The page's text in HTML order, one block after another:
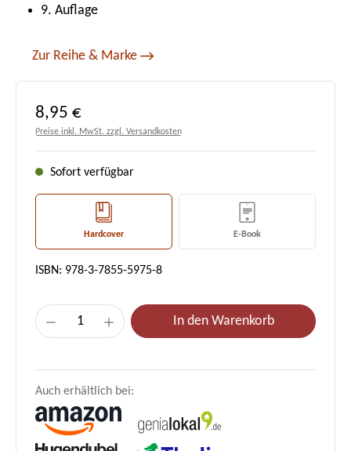
9. Auflage
Zur Reihe & Marke
Regulärer Preis:
8,95 €
Preise inkl. MwSt. zzgl. Versandkosten
Sofort verfügbar
Hardcover E-Book
ISBN: 978-3-7855-5975-8
Produkt Anzahl: Gib den gewünschten
In den Warenkorb
Auch erhältlich bei: